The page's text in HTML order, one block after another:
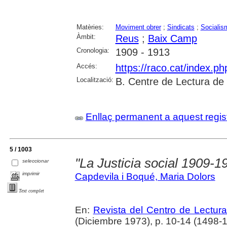
Matèries: Moviment obrer; Sindicats ;
Àmbit:
Reus; Baix Camp
Cronologia: 1909 - 1913
Accés: https://raco.cat/
Localització: B. Centre de Lectura de
Enllaç permanent a aquest
5 / 1003
seleccionar
imprimir
Text complet
"La Justicia social 1909-
Capdevila i Boqué, Maria Dolors
En: Revista del Centro de
(Diciembre 1973), p. 10-14 (1498-